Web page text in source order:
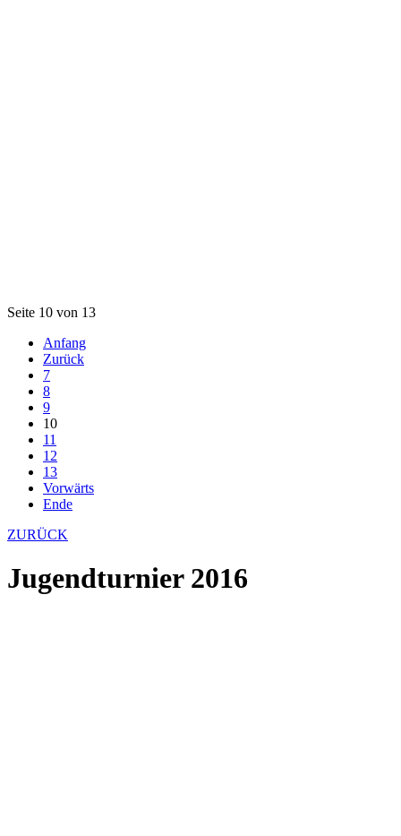
Seite 10 von 13
Anfang
Zurück
7
8
9
10
11
12
13
Vorwärts
Ende
ZURÜCK
Jugendturnier 2016